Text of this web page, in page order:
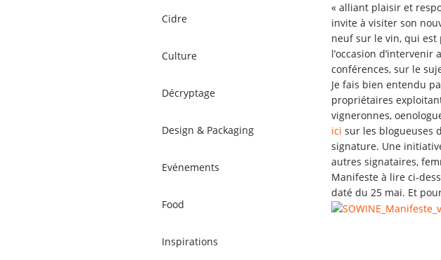
Cidre
Culture
Décryptage
Design & Packaging
Evénements
Food
Inspirations
« alliant plaisir et
invite à visiter son
neuf sur le vin, qui
l’occasion
conférences, sur le
Je fais bien entendu
propriétaires
vigneronnes,
ici sur les blogueuses
signature. Une
autres signataires,
Manifeste à lire ci-
daté du 25 mai. Et